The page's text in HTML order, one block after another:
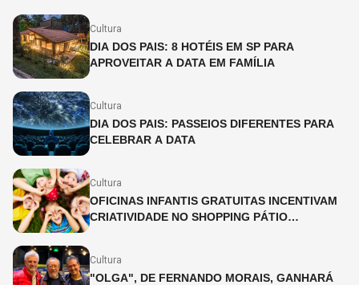
Cultura
DIA DOS PAIS: 8 HOTÉIS EM SP PARA
APROVEITAR A DATA EM FAMÍLIA
Cultura
DIA DOS PAIS: PASSEIOS DIFERENTES PARA
CELEBRAR A DATA
Cultura
OFICINAS INFANTIS GRATUITAS INCENTIVAM
CRIATIVIDADE NO SHOPPING PÁTIO
Cultura
"OLGA", DE FERNANDO MORAIS, GANHARÁ